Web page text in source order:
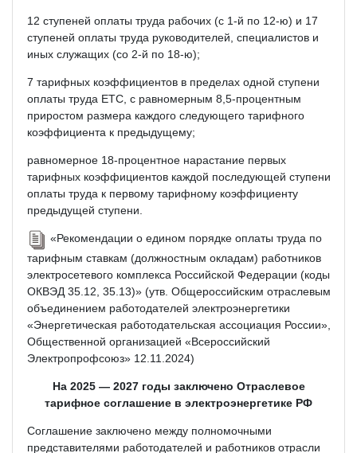
12 ступеней оплаты труда рабочих (с 1-й по 12-ю) и 17
ступеней оплаты труда руководителей, специалистов и
иных служащих (со 2-й по 18-ю);
7 тарифных коэффициентов в пределах одной ступени
оплаты труда ЕТС, с равномерным 8,5-процентным
приростом размера каждого следующего тарифного
коэффициента к предыдущему;
равномерное 18-процентное нарастание первых
тарифных коэффициентов каждой последующей ступени
оплаты труда к первому тарифному коэффициенту
предыдущей ступени.
«Рекомендации о едином порядке оплаты труда по
тарифным ставкам (должностным окладам) работников
электросетевого комплекса Российской Федерации (коды
ОКВЭД 35.12, 35.13)» (утв. Общероссийским отраслевым
объединением работодателей электроэнергетики
«Энергетическая работодательская ассоциация России»,
Общественной организацией «Всероссийский
Электропрофсоюз» 12.11.2024)
На 2025 — 2027 годы заключено Отраслевое
тарифное соглашение в электроэнергетике РФ
Соглашение заключено между полномочными
представителями работодателей и работников отрасли